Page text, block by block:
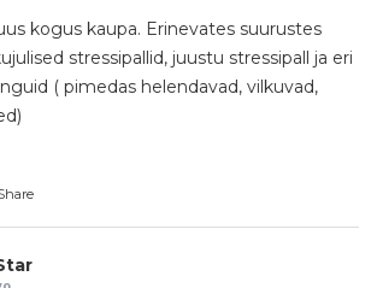
kogus kaupa. Erinevates suurustes
stressipallid, juustu stressipall ja eri
( pimedas helendavad, vilkuvad,